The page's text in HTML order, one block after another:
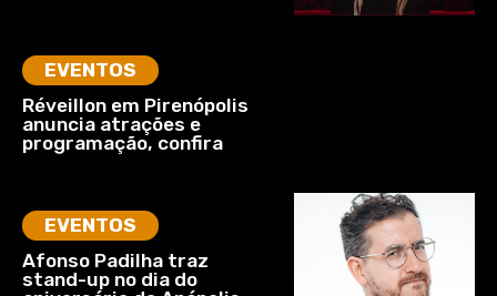
EVENTOS
Réveillon em Pirenópolis
anuncia atrações e
programação, confira
EVENTOS
Afonso Padilha traz
stand-up no dia do